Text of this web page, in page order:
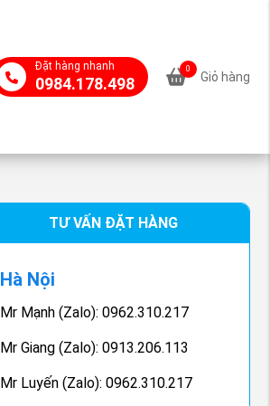
Đặt hàng nhanh
0984.178.498
0
Giỏ hàng
TƯ VẤN ĐẶT HÀNG
Hà Nội
Mr Mạnh (Zalo): 0962.310.217
Mr Giang (Zalo): 0913.206.113
Mr Luyến (Zalo): 0962.310.217